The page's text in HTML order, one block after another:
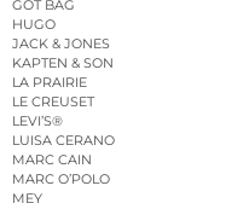
GOT BAG
HUGO
JACK & JONES
KAPTEN & SON
LA PRAIRIE
LE CREUSET
LEVI’S®
LUISA CERANO
MARC CAIN
MARC O’POLO
MEY